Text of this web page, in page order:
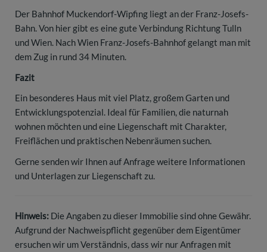
Der Bahnhof Muckendorf-Wipfing liegt an der Franz-Josefs-
Bahn. Von hier gibt es eine gute Verbindung Richtung Tulln
und Wien. Nach Wien Franz-Josefs-Bahnhof gelangt man mit
dem Zug in rund 34 Minuten.
Fazit
Ein besonderes Haus mit viel Platz, großem Garten und
Entwicklungspotenzial. Ideal für Familien, die naturnah
wohnen möchten und eine Liegenschaft mit Charakter,
Freiflächen und praktischen Nebenräumen suchen.
Gerne senden wir Ihnen auf Anfrage weitere Informationen
und Unterlagen zur Liegenschaft zu.
Hinweis: Die Angaben zu dieser Immobilie sind ohne Gewähr.
Aufgrund der Nachweispflicht gegenüber dem Eigentümer
ersuchen wir um Verständnis, dass wir nur Anfragen mit